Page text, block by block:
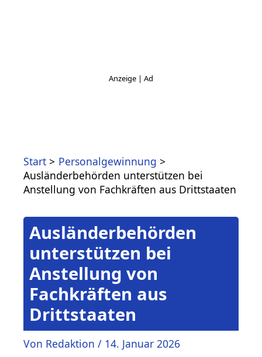
Start
Personalgewinnung
Ausländerbehörden unterstützen bei
Anstellung von Fachkräften aus Drittstaaten
Ausländerbehörden
unterstützen bei
Anstellung von
Fachkräften aus
Drittstaaten
Von Redaktion / 14. Januar 2026